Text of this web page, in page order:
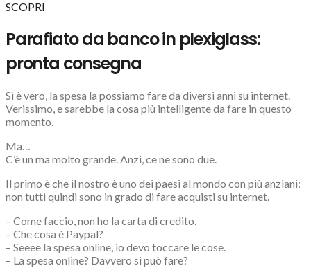
SCOPRI
Parafiato da banco in plexiglass:
pronta consegna
Sì è vero, la spesa la possiamo fare da diversi anni su internet.
Verissimo, e sarebbe la cosa più intelligente da fare in questo
momento.
Ma…
C’è un ma molto grande.Anzi, ce ne sono due.
Il primo è che il nostro è uno dei paesi al mondo con più anziani:
non tutti quindi sono in grado di fare acquisti su internet.
– Come faccio, non ho la carta di credito.
– Che cosa è Paypal?
– Seeee la spesa online, io devo toccare le cose.
– La spesa online? Davvero si può fare?